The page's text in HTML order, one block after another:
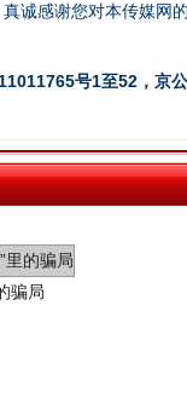
诚感谢您对本传媒网
号1至52，京
骗局